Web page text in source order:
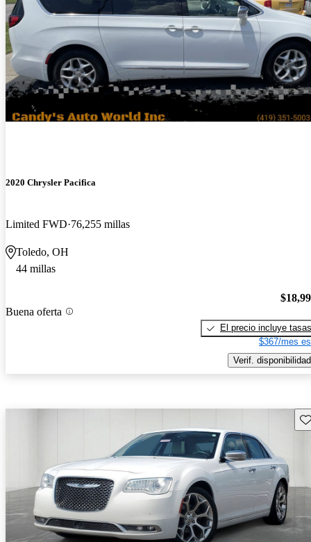
2020 Chrysler Pacifica
Limited FWD 76,255 millas
Toledo, OH
44 millas
Buena oferta
El precio incluye tasas
$367/mes
Verif. disponibilidad